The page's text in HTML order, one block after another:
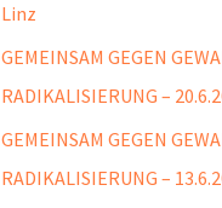
Linz
GEMEINSAM GEGEN
RADIKALISIERUNG –
GEMEINSAM GEGEN
RADIKALISIERUNG –